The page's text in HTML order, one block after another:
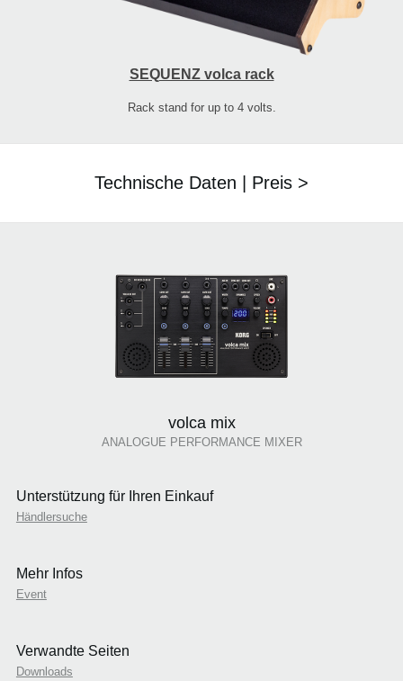
SEQUENZ volca rack
Rack stand for up to 4 volts.
Technische Daten | Preis >
volca mix
ANALOGUE PERFORMANCE MIXER
Unterstützung für Ihren Einkauf
Händlersuche
Mehr Infos
Event
Verwandte Seiten
Downloads